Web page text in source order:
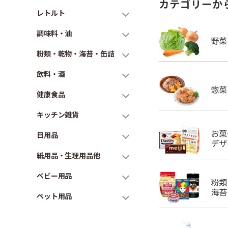
レトルト
調味料・油
粉類・乾物・海苔・缶詰
飲料・酒
健康食品
キッチン雑貨
日用品
紙用品・生理用品他
ベビー用品
ペット用品
カテゴリーか